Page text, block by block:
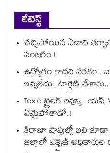
లేటెస్ట్
చచ్చిపోయిన ఏడాది తర్వాత
పంజరం !
ఉద్యోగం కాదది నరకం..
ఇవ్వలేదు.. టార్గెట్
Toxic ట్రైలర్ రివ్యూ.. యష్
ఏమైపోతాడో..!
కిరాణా షాపుల్లో ఇవి
జిల్లాలో ఎక్సైజ్ అధికారుల